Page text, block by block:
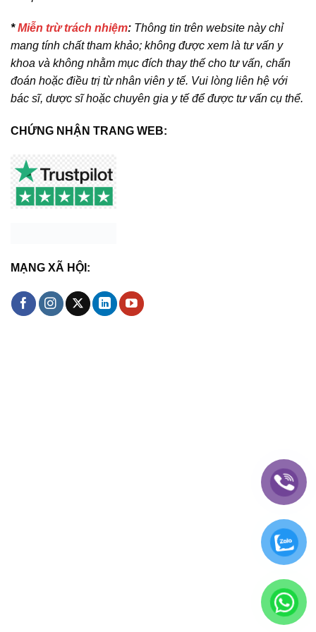
*Miễn trừ trách nhiệm: Thông tin trên website này chỉ
mang tính chất tham khảo; không được xem là tư vấn y
khoa và không nhằm mục đích thay thế cho tư vấn, chẩn
đoán hoặc điều trị từ nhân viên y tế. Vui lòng liên hệ với
bác sĩ, dược sĩ hoặc chuyên gia y tế để được tư vấn cụ thể.
CHỨNG NHẬN TRANG WEB:
MẠNG XÃ HỘI: